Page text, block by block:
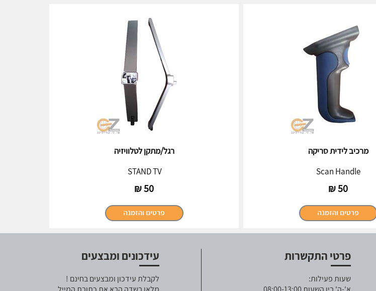
מרכיב לידית סריקה
Scan Handle
50
₪
רגל/מתקן לטלוויזיה
STAND TV
50
₪
פרטי התקשרות
שעות פעילות:
עידכונים ומבצעים
לקבלת עידכון ומבצעים בחינם !